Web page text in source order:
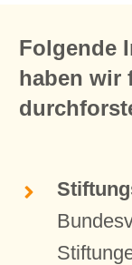
Folgende
haben wir